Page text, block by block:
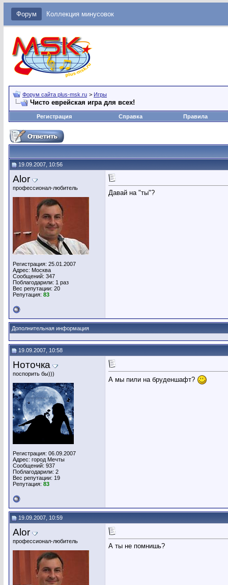
Форум Коллекция минусовок
Форум сайта plus-msk.ru > Игры
Чисто еврейская игра для всех!
Регистрация Справка Правила
19.09.2007, 10:56
Alor
профессионал-любитель
Регистрация: 25.01.2007
Адрес: Москва
Сообщений: 347
Поблагодарили: 1 раз
Вес репутации: 20
Репутация: 83
Давай на "ты"?
Дополнительная информация
19.09.2007, 10:58
Ноточка
поспорить бы)))
Регистрация: 06.09.2007
Адрес: город Мечты
Сообщений: 937
Поблагодарили: 2
Вес репутации: 19
Репутация: 83
А мы пили на бруденшафт?
19.09.2007, 10:59
Alor
профессионал-любитель
А ты не помнишь?